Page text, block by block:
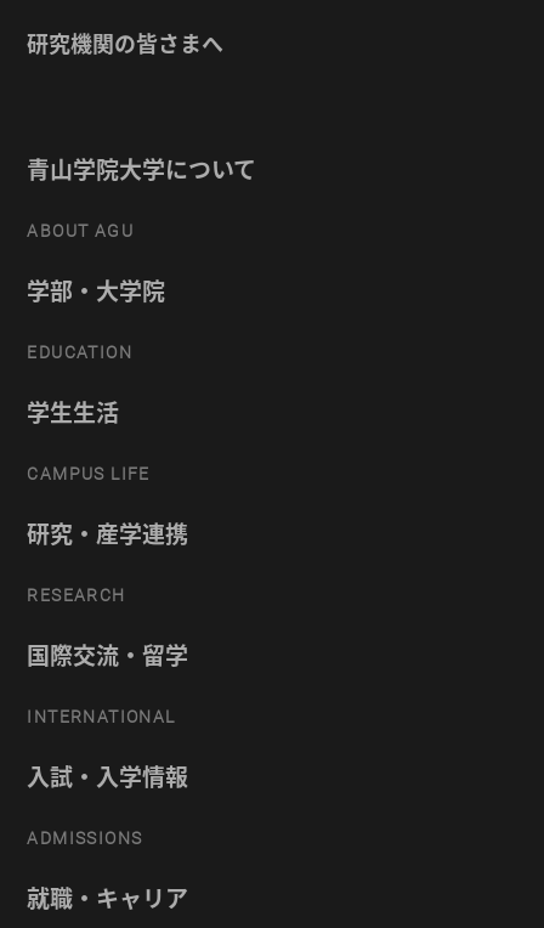
研究機関の皆さまへ
青山学院大学について
ABOUT AGU
学部・大学院
EDUCATION
学生生活
CAMPUS LIFE
研究・産学連携
RESEARCH
国際交流・留学
INTERNATIONAL
入試・入学情報
ADMISSIONS
就職・キャリア